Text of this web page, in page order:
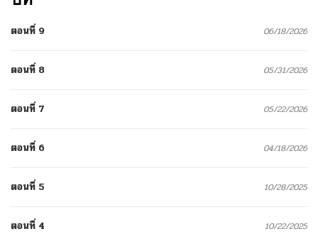
ตอนที่ 9 06/18/2026
ตอนที่ 8 05/31/2026
ตอนที่ 7 05/22/2026
ตอนที่ 6 04/18/2026
ตอนที่ 5 10/28/2025
ตอนที่ 4 10/22/2025